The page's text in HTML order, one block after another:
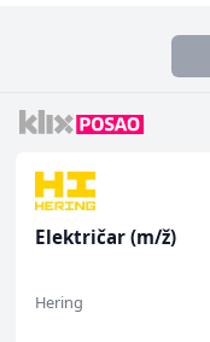
Električar (m/ž)
Hering